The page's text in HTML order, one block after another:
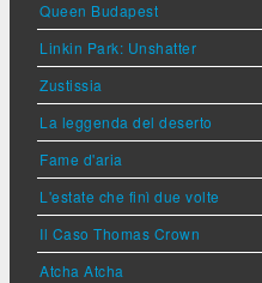
Queen Budapest
Linkin Park: Unshatter
Zustissia
La leggenda del deserto
Fame d'aria
L'estate che finì due volte
Il Caso Thomas Crown
Atcha Atcha